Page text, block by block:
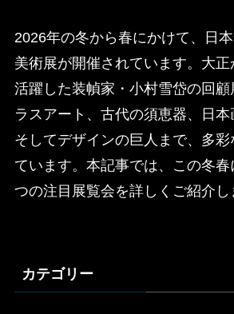
2026年の冬から春にかけて、日
美術展が開催されています。大
活躍した装幀家・小村雪岱の回
ラスアート、古代の須恵器、日本
そしてデザインの巨人まで、多
ています。本記事では、この冬
つの注目展覧会を詳しくご紹介し
カテゴリー